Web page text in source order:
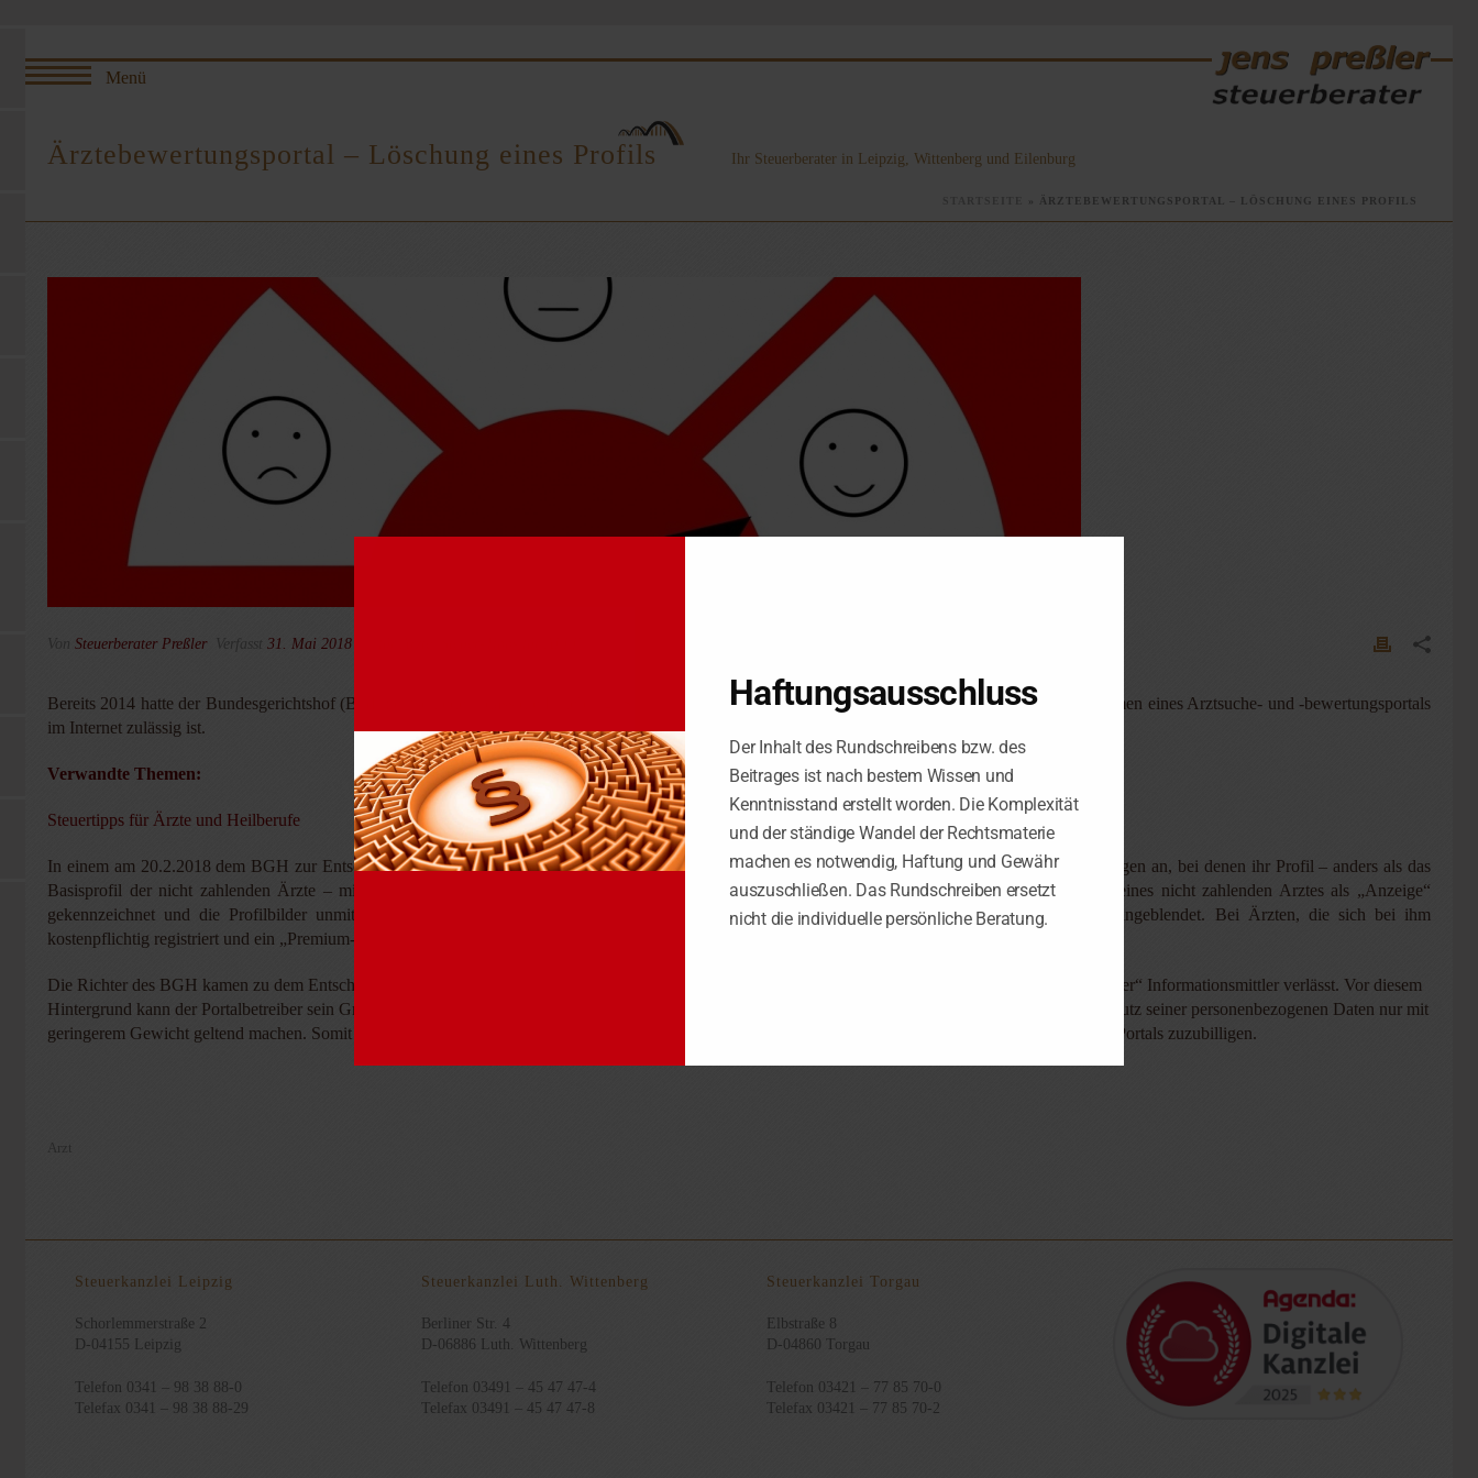
Ärztebewertungsportal – Löschung eines Profils Ihr Steuerberater in Leipzig, Wittenberg und Eilenburg
» ÄRZTEBEWERTUNGSPORTAL – LÖSCHUNG EINES PROFILS
Von Steuerberater Preßler Verfasst 31. Mai 2018
Bereits 2014 hatte der Bundesgerichtshof (BGH) entschieden, dass die Erhebung, Speicherung und Übermittlung von personenbezogenen Daten im Rahmen eines Arztsuche- und -bewertungsportals
im Internet zulässig ist.
Verwandte Themen:
Steuertipps für Ärzte und Heilberufe
In einem am 20.2.2018 dem BGH zur Entscheidung vorgelegten Fall bot dieser Betreiber des Portals Ärzten den kostenpflichtigen Abschluss von Verträgen an, bei denen ihr Profil – anders als das
Basisprofil der nicht zahlenden Ärzte – mit einem Foto und zusätzlichen Informationen versehen wurde. Daneben wurden beim Aufruf des Profils eines nicht zahlenden Arztes als „Anzeige“
gekennzeichnet und die Profilbilder unmittelbarer Konkurrenten gleicher Fachrichtung im örtlichen Umfeld mit Entfernungsangaben und Noten eingeblendet. Bei Ärzten, die sich bei ihm
kostenpflichtig registriert und ein „Premium-Paket“ gebucht haben, erfolgte dies nicht.
Die Richter des BGH kamen zu dem Entschluss, dass bei der oben beschriebenen Praxis der Betreiber des Ärztebewertungsportals die Stellung als „neutraler“ Informationsmittler verlässt. Vor diesem
Hintergrund kann der Portalbetreiber sein Grundrecht der Meinungs- und Medienfreiheit gegenüber dem Recht eines im Portal aufgeführten Arztes auf Schutz seiner personenbezogenen Daten nur mit
geringerem Gewicht geltend machen. Somit ist einem Arzt ein „schutzwürdiges Interesse an dem Ausschluss der Speicherung“ seiner Daten innerhalb des Portals zuzubilligen.
Arzt
Steuerkanzlei Leipzig
Schorlemmerstraße 2
D-04155 Leipzig
Telefon 0341 – 98 38 88-0
Telefax 0341 – 98 38 88-29
Steuerkanzlei Luth. Wittenberg
Berliner Str. 4
D-06886 Luth. Wittenberg
Telefon 03491 – 45 47 47-4
Telefax 03491 – 45 47 47-8
Steuerkanzlei Torgau
Elbstraße 8
D-04860 Torgau
Telefon 03421 – 77 85 70-0
Telefax 03421 – 77 85 70-2
Haftungsausschluss
Der Inhalt des Rundschreibens bzw. des
Beitrages ist nach bestem Wissen und
Kenntnisstand erstellt worden. Die Komplexität
und der ständige Wandel der Rechtsmaterie
machen es notwendig, Haftung und Gewähr
auszuschließen. Das Rundschreiben ersetzt
nicht die individuelle persönliche Beratung.